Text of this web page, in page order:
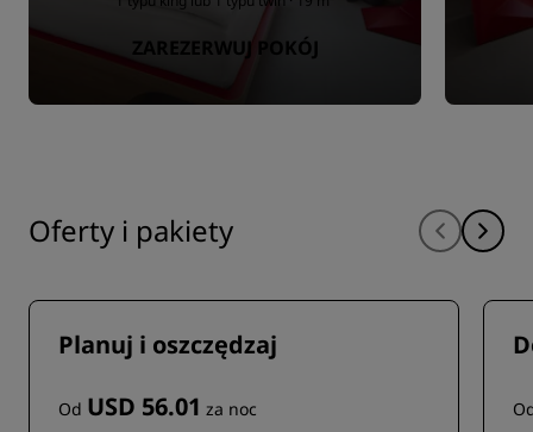
ZAREZERWUJ POKÓJ
Oferty i pakiety
Planuj i oszczędzaj
Od USD 56.01 za noc